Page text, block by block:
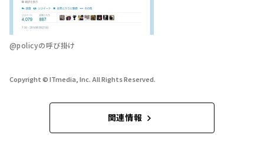
@policyの呼び掛け
Copyright © ITmedia, Inc. All Rights Reserved.
関連情報